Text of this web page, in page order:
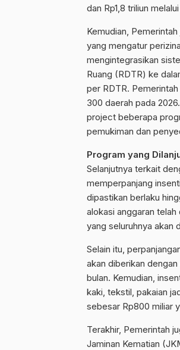
dan Rp1,8 triliun
Kemudian,
yang mengatur
mengintegrasikan
Ruang (RDTR) ke
per RDTR.
300 daerah pada
project beberapa
pemukiman dan
Program yang
Selanjutnya terkait
memperpanjang
dipastikan berlaku
alokasi anggaran
yang seluruhnya akan
Selain itu,
akan diberikan
bulan. Kemudian,
kaki, tekstil, pakaian
sebesar Rp800 miliar
Terakhir, Pemerintah
Jaminan Kematian